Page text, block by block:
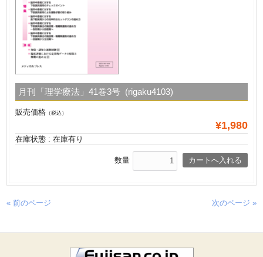
月刊「理学療法」41巻3号 (rigaku4103)
販売価格 （税込）
¥1,980
在庫状態 : 在庫有り
数量
« 前のページ 次のページ »